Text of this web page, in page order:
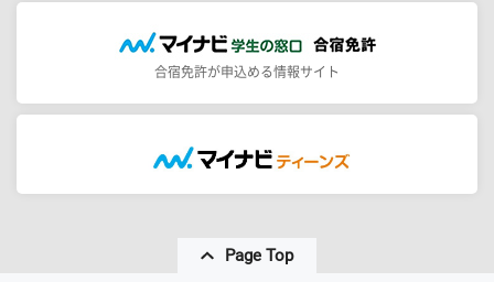
合宿免許が申込める情報サイト
Page Top